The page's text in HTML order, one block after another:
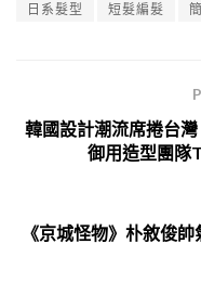
日系髮型
短髮編髮
韓國設計潮流席捲台
御用造型團隊
《京城怪物》朴敘俊